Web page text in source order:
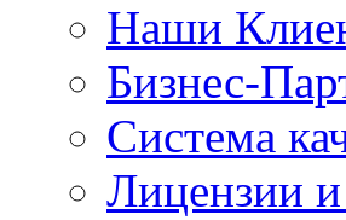
Наши
Бизнес-
Система
Лицензии